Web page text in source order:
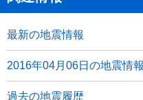
最新の地震情報
2016年04月06日の地震情報
過去の地震履歴